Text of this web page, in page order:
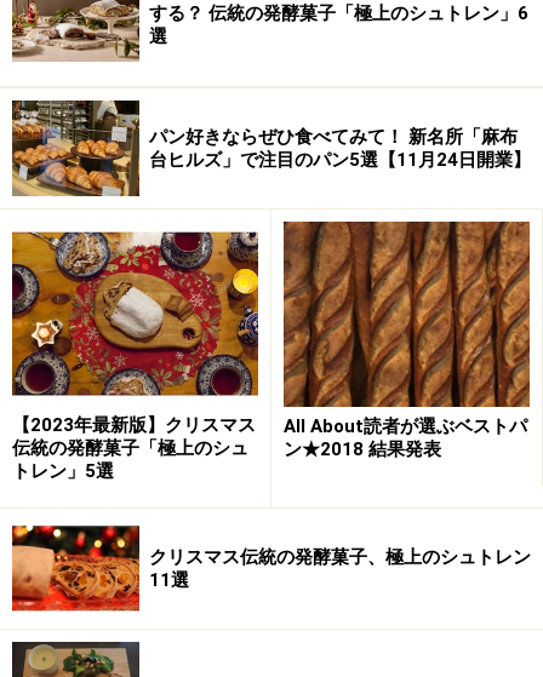
の」や「コストも手間もかからないもの」を追いがちな
のです。でも、消費者も本当にそれを求めているでしょ
うか？ナガタさん自身は「定番の組み合わせ」や「上質
な素材を使い、ていねいに作られたもの」が食べたかっ
た、と言います。
流行として消費されるものをつくるのではなくて、世界
中で作り続けられてきた定番サンドイッチの基本やその
文化的背景を知ること。そこに日本の今ならではのアレ
ンジを加えてみること。それらがこの本で紹介されてい
ます。
ここでは、わたしたちがサンドイッチをつくる時、食べ
る時に、より親しみをもってサンドイッチに関われるよ
うになる話をピックアップしてレポートします。
※記事内容は執筆時点のものです。最新の内容をご確認くださ
い。
の内容です。
する？ 伝統の発酵菓子「極上のシュトレン」6
選
パン好きならぜひ食べてみて！ 新名所「麻布
台ヒルズ」で注目のパン5選【11月24日開業】
【2023年最新版】クリスマス
伝統の発酵菓子「極上のシュ
トレン」5選
All About読者が選ぶベストパ
ン★2018 結果発表
クリスマス伝統の発酵菓子、極上のシュトレン
11選